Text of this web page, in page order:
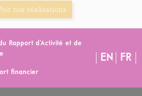
nos réalisations
Rapport d’Activité et de
financier
EN FR